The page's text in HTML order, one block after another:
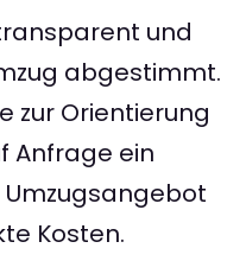
und
abgestimmt.
zur Orientierung
Anfrage ein
Kosten.